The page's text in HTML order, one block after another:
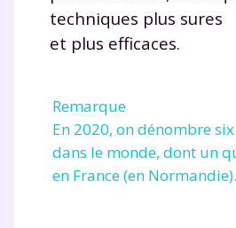
techniques plus sures
et plus efficaces.
Remarque
En 2020, on dénombre
dans le monde, dont un
en France (en Normandie).